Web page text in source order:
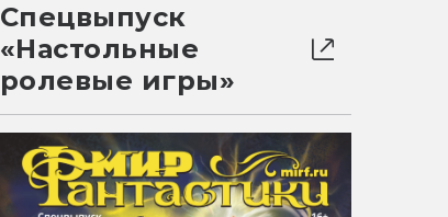
Спецвыпуск
«Настольные
ролевые игры»